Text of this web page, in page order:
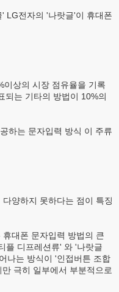
LG전자의 '나랏글'이 휴대폰
상의 시장 점유율을 기록
되는 기타의 방법이 10%의
하는 문자입력 방식 이 주류
양하지 못하다는 점이 특징
대폰 문자입력 방법의 큰
플 디프레션류' 와 '나랏글
나는 방식이 '인접버튼 조합
극히 일부에서 부분적으로